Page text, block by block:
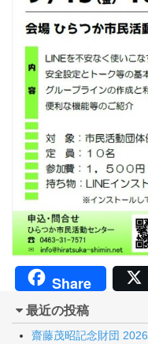
Share
最近の投稿
齋藤茂昭記念財団